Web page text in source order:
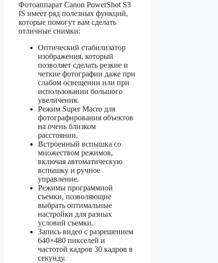
Фотоаппарат Canon PowerShot S3
IS имеет ряд полезных функций,
которые помогут вам сделать
отличные снимки:
Оптический стабилизатор
изображения, который
позволяет сделать резкие и
четкие фотографии даже при
слабом освещении или при
использовании большого
увеличения.
Режим Super Macro для
фотографирования объектов
на очень близком
расстоянии.
Встроенный вспышка со
множеством режимов,
включая автоматическую
вспышку и ручное
управление.
Режимы программной
съемки, позволяющие
выбрать оптимальные
настройки для разных
условий съемки.
Запись видео с разрешением
640×480 пикселей и
частотой кадров 30 кадров в
секунду.